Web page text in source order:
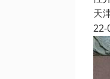
天
22-